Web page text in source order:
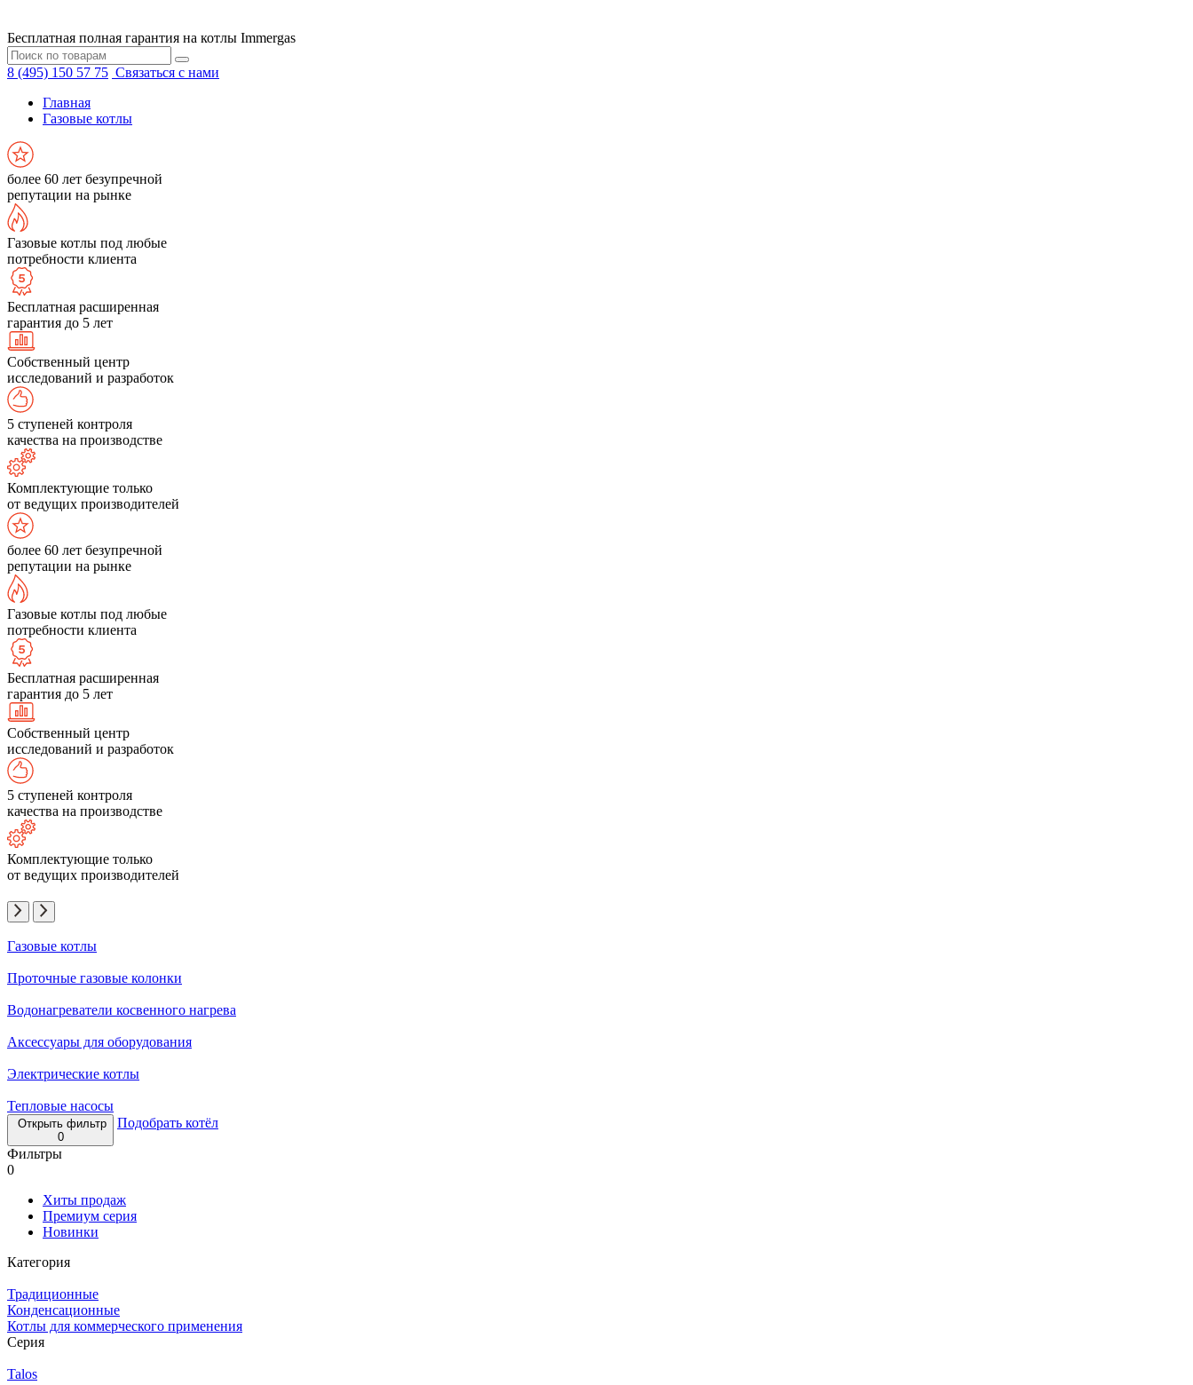
Бесплатная полная гарантия на котлы Immergas
8 (495) 150 57 75 Связаться с нами
Главная
Газовые котлы
более 60 лет безупречной
репутации на рынке
Газовые котлы под любые
потребности клиента
Бесплатная расширенная
гарантия до 5 лет
Собственный центр
исследований и разработок
5 ступеней контроля
качества на производстве
Комплектующие только
от ведущих производителей
более 60 лет безупречной
репутации на рынке
Газовые котлы под любые
потребности клиента
Бесплатная расширенная
гарантия до 5 лет
Собственный центр
исследований и разработок
5 ступеней контроля
качества на производстве
Комплектующие только
от ведущих производителей
Газовые котлы
Проточные газовые колонки
Водонагреватели косвенного нагрева
Аксессуары для оборудования
Электрические котлы
Тепловые насосы
Открыть фильтр
0
Подобрать котёл
Фильтры
0
Хиты продаж
Премиум серия
Новинки
Категория
Традиционные
Конденсационные
Котлы для коммерческого применения
Серия
Talos